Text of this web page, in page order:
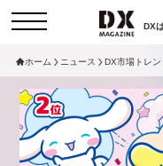
DX
コラム
セミナー
サービスメニュー
ホーム ニュース DX市場トレン